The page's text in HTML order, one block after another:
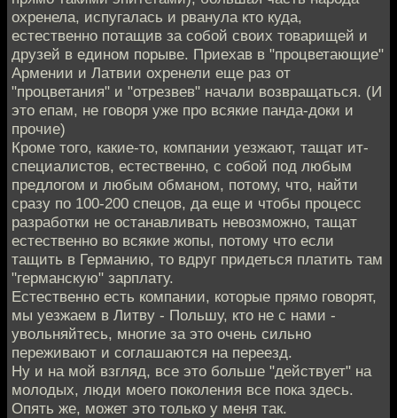
охренела, испугалась и рванула кто куда,
естественно потащив за собой своих товарищей и
друзей в едином порыве. Приехав в "процветающие"
Армении и Латвии охренели еще раз от
"процветания" и "отрезвев" начали возвращаться. (И
это епам, не говоря уже про всякие панда-доки и
прочие)
Кроме того, какие-то, компании уезжают, тащат ит-
специалистов, естественно, с собой под любым
предлогом и любым обманом, потому, что, найти
сразу по 100-200 спецов, да еще и чтобы процесс
разработки не останавливать невозможно, тащат
естественно во всякие жопы, потому что если
тащить в Германию, то вдруг придеться платить там
"германскую" зарплату.
Естественно есть компании, которые прямо говорят,
мы уезжаем в Литву - Польшу, кто не с нами -
увольняйтесь, многие за это очень сильно
переживают и соглашаются на переезд.
Ну и на мой взгляд, все это больше "действует" на
молодых, люди моего поколения все пока здесь.
Опять же, может это только у меня так.